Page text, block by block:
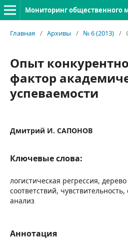
Главная / Архивы / № 6 (2013) /
Опыт
фактор
успеваемости
Дмитрий И. САПОНОВ
Ключевые слова:
логистическая регрессия,
соответствий,
анализ
Аннотация